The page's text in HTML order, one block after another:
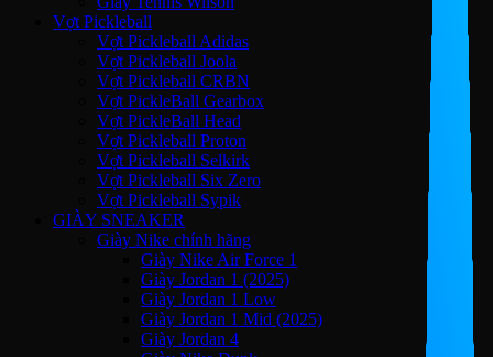
Vợt Pickleball
Vợt Pickleball Adidas
Vợt Pickleball Joola
Vợt Pickleball CRBN
Vợt PickleBall Gearbox
Vợt PickleBall Head
Vợt Pickleball Proton
Vợt Pickleball Selkirk
Vợt Pickleball Six Zero
Vợt Pickleball Sypik
GIÀY SNEAKER
Giày Nike chính hãng
Giày Nike Air Force 1
Giày Jordan 1 (2025)
Giày Jordan 1 Low
Giày Jordan 1 Mid (2025)
Giày Jordan 4